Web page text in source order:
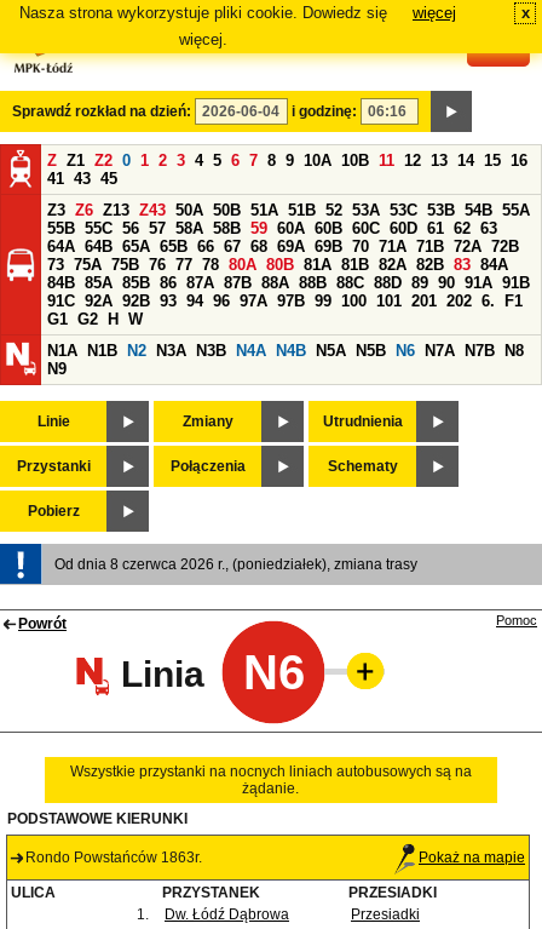
Nasza strona wykorzystuje pliki cookie. Dowiedz się
więcej.
więcej x
Sprawdź rozkład na dzień: i godzinę:
Z Z1 Z2 0 1 2 3 4 5 6 7 8 9 10A 10B 11 12 13 14 15 16
41 43 45
Z3 Z6 Z13 Z43 50A 50B 51A 51B 52 53A 53C 53B 54B 55A
55B 55C 56 57 58A 58B 59 60A 60B 60C 60D 61 62 63
64A 64B 65A 65B 66 67 68 69A 69B 70 71A 71B 72A 72B
73 75A 75B 76 77 78 80A 80B 81A 81B 82A 82B 83 84A
84B 85A 85B 86 87A 87B 88A 88B 88C 88D 89 90 91A 91B
91C 92A 92B 93 94 96 97A 97B 99 100 101 201 202 6.
F1
G1 G2 H
W
N1A
N1B N2 N3A N3B N4A N4B N5A N5B N6 N7A N7B
N8
N9
Linie Zmiany Utrudnienia
Przystanki Połączenia Schematy
Pobierz
Od dnia 8 czerwca 2026 r., (poniedziałek), zmiana trasy
Powrót
Linia N6
Pomoc
Wszystkie przystanki na nocnych liniach autobusowych są na
żądanie.
PODSTAWOWE KIERUNKI
Rondo Powstańców 1863r. Pokaż na mapie
ULICA PRZYSTANEK
PRZESIADKI
1.
Dw. Łódź Dąbrowa
Przesiadki